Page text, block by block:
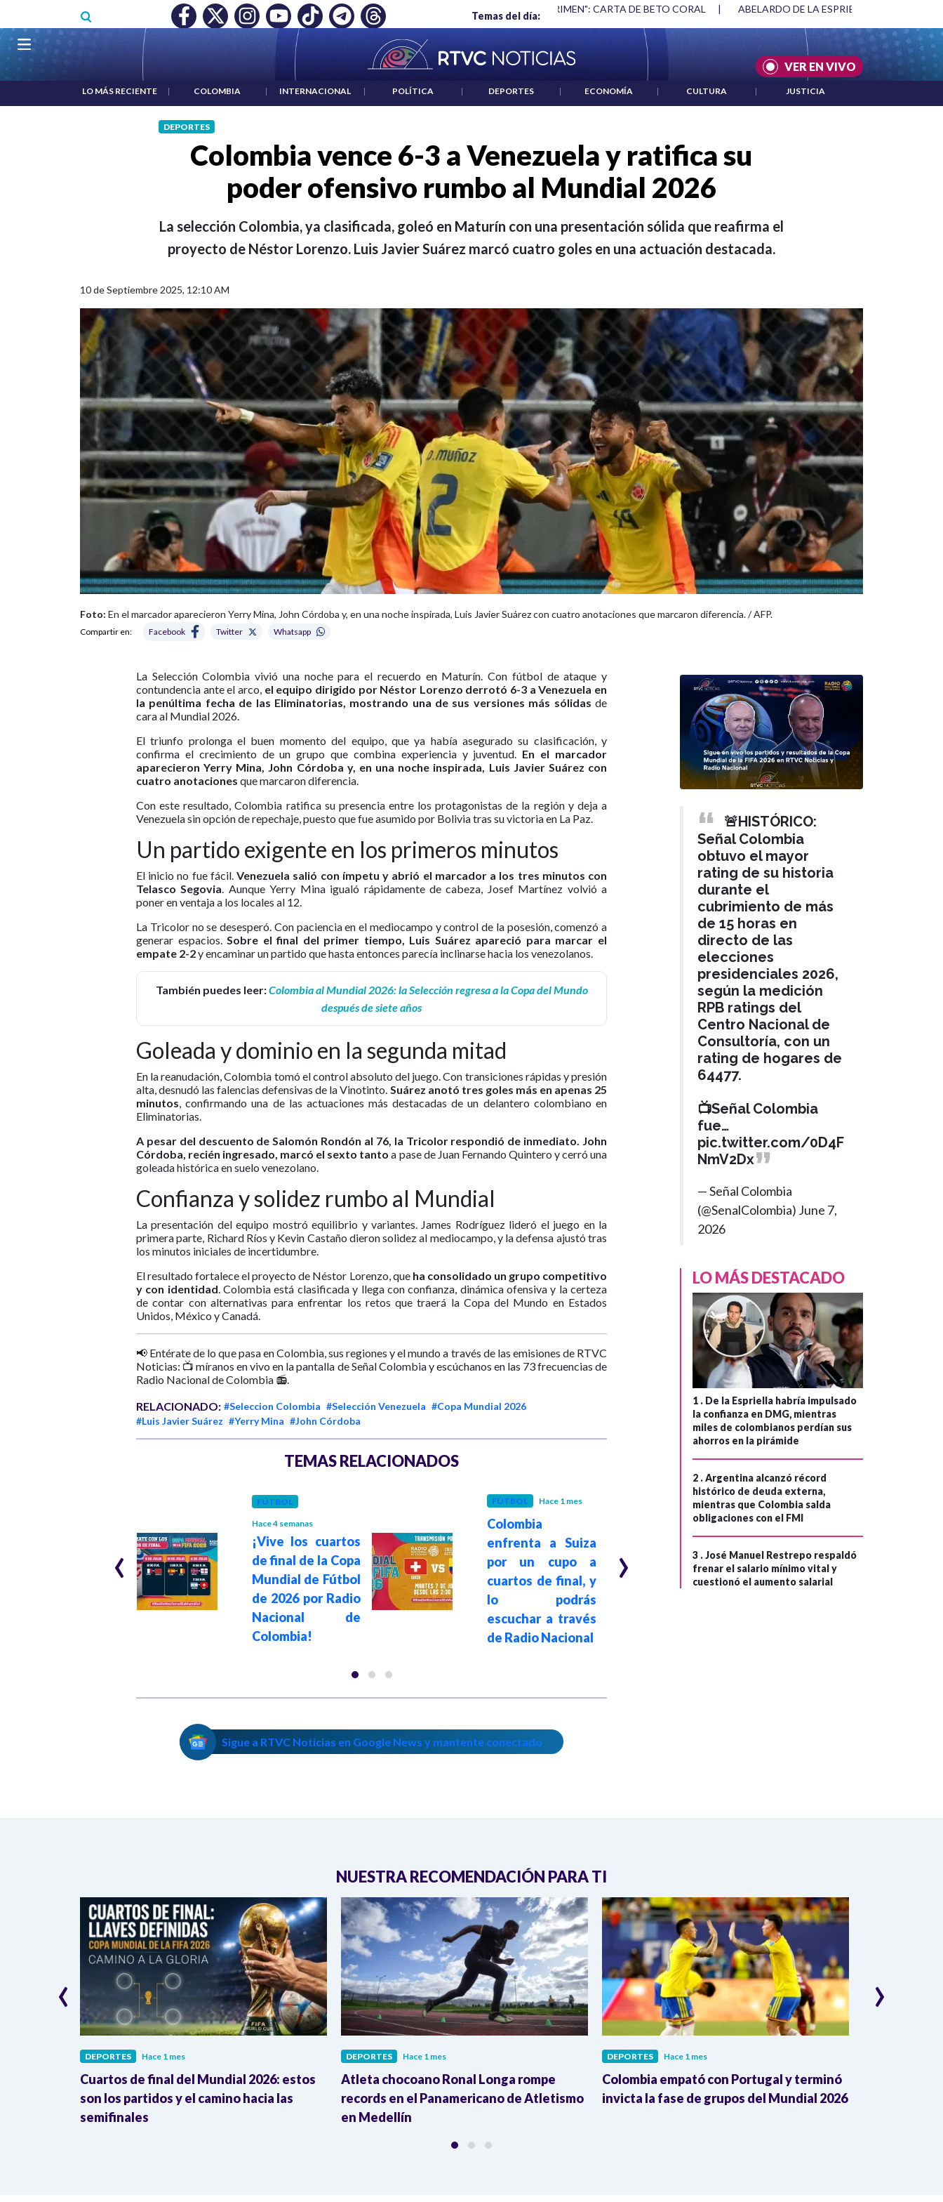
Temas del día:
MÍNIMO NO DESTRUYÓ EMPLEO: JP MORGAN | "HABLAR NO ES UN CRIMEN": CARTA DE BETO CORAL ABELARDO DE LA ESPRIELLA Y DMG | ACUERDOS ENTRE ESTADOS UNIDOS E
VER EN VIVO
Navegación principal
LO MÁS RECIENTE | COLOMBIA | INTERNACIONAL | POLÍTICA | DEPORTES | ECONOMÍA | CULTURA | JUSTICIA
DEPORTES
Colombia vence 6-3 a Venezuela y ratifica su
poder ofensivo rumbo al Mundial 2026
La selección Colombia, ya clasificada, goleó en Maturín con una presentación sólida que reafirma el
proyecto de Néstor Lorenzo. Luis Javier Suárez marcó cuatro goles en una actuación destacada.
10 de Septiembre 2025, 12:10 AM
Foto: En el marcador aparecieron Yerry Mina, John Córdoba y, en una noche inspirada, Luis Javier Suárez con cuatro anotaciones que marcaron diferencia. / AFP.
Compartir en: Facebook Twitter Whatsapp
La Selección Colombia vivió una noche para el recuerdo en Maturín. Con fútbol de ataque y
contundencia ante el arco, el equipo dirigido por Néstor Lorenzo derrotó 6-3 a Venezuela en
la penúltima fecha de las Eliminatorias, mostrando una de sus versiones más sólidas de
cara al Mundial 2026.
El triunfo prolonga el buen momento del equipo, que ya había asegurado su clasificación, y
confirma el crecimiento de un grupo que combina experiencia y juventud. En el marcador
aparecieron Yerry Mina, John Córdoba y, en una noche inspirada, Luis Javier Suárez con
cuatro anotaciones que marcaron diferencia.
Con este resultado, Colombia ratifica su presencia entre los protagonistas de la región y deja a
Venezuela sin opción de repechaje, puesto que fue asumido por Bolivia tras su victoria en La Paz.
Un partido exigente en los primeros minutos
El inicio no fue fácil.Venezuela salió con ímpetu y abrió el marcador a los tres minutos con
Telasco Segovia. Aunque Yerry Mina igualó rápidamente de cabeza, Josef Martínez volvió a
poner en ventaja a los locales al 12.
La Tricolor no se desesperó. Con paciencia en el mediocampo y control de la posesión, comenzó a
generar espacios.Sobre el final del primer tiempo, Luis Suárez apareció para marcar el
empate 2-2y encaminar un partido que hasta entonces parecía inclinarse hacia los venezolanos.
También puedes leer:Colombia al Mundial 2026: la Selección regresa a la Copa del Mundo
después de siete años
Goleada y dominio en la segunda mitad
En la reanudación, Colombia tomó el control absoluto del juego. Con transiciones rápidas y presión
alta, desnudó las falencias defensivas de la Vinotinto. Suárez anotó tres goles más en apenas 25
minutos, confirmando una de las actuaciones más destacadas de un delantero colombiano en
Eliminatorias.
A pesar del descuento de Salomón Rondón al 76, la Tricolor respondió de inmediato. John
Córdoba, recién ingresado, marcó el sexto tanto a pase de Juan Fernando Quintero y cerró una
goleada histórica en suelo venezolano.
Confianza y solidez rumbo al Mundial
La presentación del equipo mostró equilibrio y variantes. James Rodríguez lideró el juego en la
primera parte, Richard Ríos y Kevin Castaño dieron solidez al mediocampo, y la defensa ajustó tras
los minutos iniciales de incertidumbre.
El resultado fortalece el proyecto de Néstor Lorenzo, que ha consolidado un grupo competitivo
y con identidad. Colombia está clasificada y llega con confianza, dinámica ofensiva y la certeza
de contar con alternativas para enfrentar los retos que traerá la Copa del Mundo en Estados
Unidos, México y Canadá.
📢 Entérate de lo que pasa en Colombia, sus regiones y el mundo a través de las emisiones de RTVC
Noticias: 📺 míranos en vivo en la pantalla de Señal Colombia y escúchanos en las 73 frecuencias de
Radio Nacional de Colombia 📻.
RELACIONADO: #Seleccion Colombia #Selección Venezuela #Copa Mundial 2026
#Luis Javier Suárez #Yerry Mina #John Córdoba
TEMAS RELACIONADOS
pone en riesgo
partidos del
FÚTBOL
Hace 4 semanas
¡Vive los cuartos
de final de la Copa
Mundial de Fútbol
de 2026 por Radio
Nacional de
Colombia!
FÚTBOL Hace 1 mes
Colombia
enfrenta a Suiza
por un cupo a
cuartos de final, y
lo podrás
escuchar a través
de Radio Nacional
FÚTBOL Hace 1 mes
Radio Nacional de
Colombia
transmite la
emoción de los
octavos de final
‹ ›
Sigue a RTVC Noticias en Google News y mantente conectado
🚨HISTÓRICO:
Señal Colombia
obtuvo el mayor
rating de su historia
durante el
cubrimiento de más
de 15 horas en
directo de las
elecciones
presidenciales 2026,
según la medición
RPB ratings del
Centro Nacional de
Consultoría, con un
rating de hogares de
64477.
📺Señal Colombia
fue…
pic.twitter.com/0D4F
NmV2Dx
— Señal Colombia
(@SenalColombia) June 7,
2026
LO MÁS DESTACADO
1 . De la Espriella habría impulsado
la confianza en DMG, mientras
miles de colombianos perdían sus
ahorros en la pirámide
2 .Argentina alcanzó récord
histórico de deuda externa,
mientras que Colombia salda
obligaciones con el FMI
3 .José Manuel Restrepo respaldó
frenar el salario mínimo vital y
cuestionó el aumento salarial
NUESTRA RECOMENDACIÓN PARA TI
DEPORTES Hace 1 mes
Cuartos de final del Mundial 2026: estos
son los partidos y el camino hacia las
semifinales
DEPORTES Hace 1 mes
Atleta chocoano Ronal Longa rompe
records en el Panamericano de Atletismo
en Medellín
DEPORTES Hace 1 mes
Colombia empató con Portugal y terminó
invicta la fase de grupos del Mundial 2026
‹ ›